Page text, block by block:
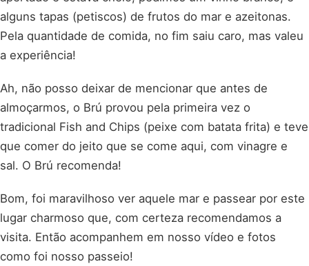
alguns tapas (petiscos) de frutos do mar e azeitonas.
Pela quantidade de comida, no fim saiu caro, mas valeu
a experiência!
Ah, não posso deixar de mencionar que antes de
almoçarmos, o Brú provou pela primeira vez o
tradicional Fish and Chips (peixe com batata frita) e teve
que comer do jeito que se come aqui, com vinagre e
sal. O Brú recomenda!
Bom, foi maravilhoso ver aquele mar e passear por este
lugar charmoso que, com certeza recomendamos a
visita. Então acompanhem em nosso vídeo e fotos
como foi nosso passeio!